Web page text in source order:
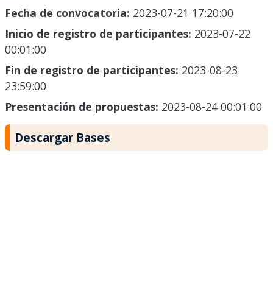
Fecha de convocatoria: 2023-07-21 17:20:00
Inicio de registro de participantes: 2023-07-22
00:01:00
Fin de registro de participantes: 2023-08-23
23:59:00
Presentación de propuestas: 2023-08-24 00:01:00
Descargar Bases